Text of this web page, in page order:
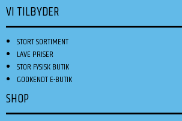
VI TILBYDER
STORT SORTIMENT
LAVE PRISER
STOR FYSISK BUTIK
GODKENDT E-BUTIK
SHOP